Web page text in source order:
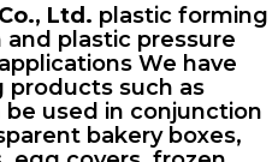
Ltd. plastic forming
plastic pressure
We have
products such as
used in conjunction
bakery boxes,